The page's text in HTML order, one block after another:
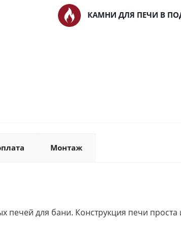
КАМНИ ДЛЯ ПЕЧИ В
Монтаж
печей для бани. Конструкция печи проста